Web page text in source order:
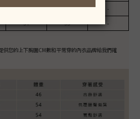
42 44 -
51 53 -
供您的上下胸圍CM數和平常穿的內衣品牌給我們確